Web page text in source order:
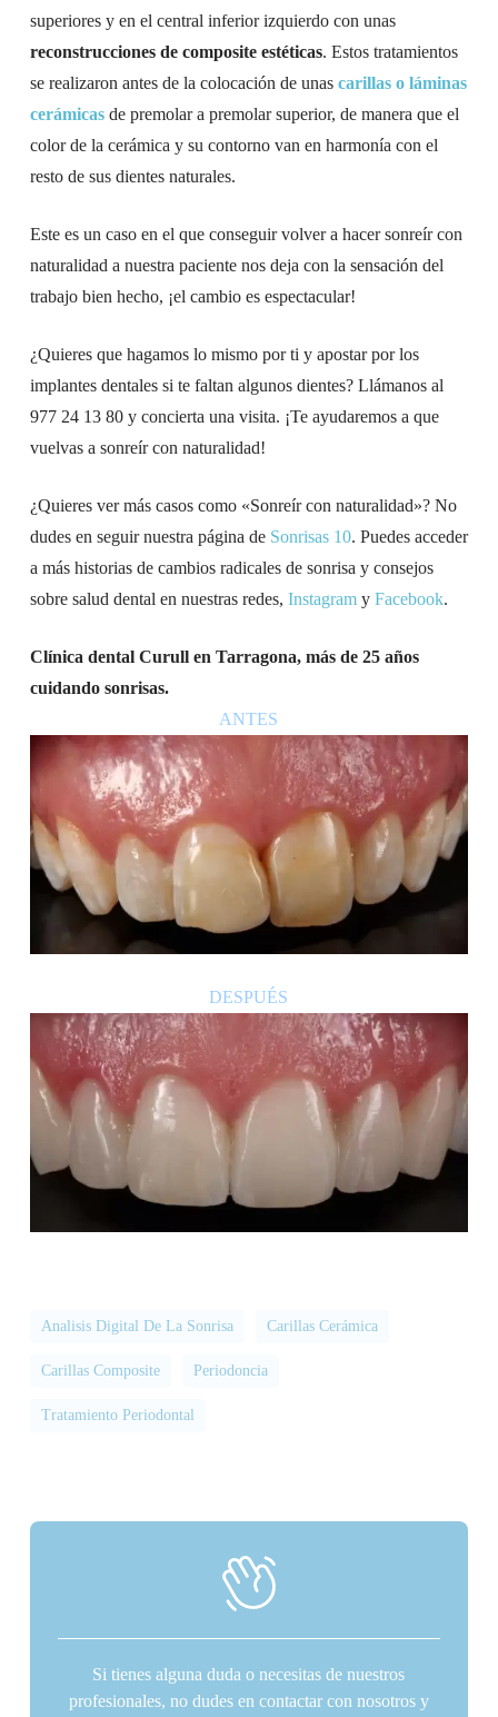
superiores y en el central inferior izquierdo con unas
reconstrucciones de composite estéticas. Estos tratamientos
se realizaron antes de la colocación de unas carillas o láminas
cerámicasde premolar a premolar superior, de manera que el
color de la cerámica y su contorno van en harmonía con el
resto de sus dientes naturales.
Este es un caso en el que conseguir volver a hacer sonreír con
naturalidad a nuestra paciente nos deja con la sensación del
trabajo bien hecho, ¡el cambio es espectacular!
¿Quieres que hagamos lo mismo por ti y apostar por los
implantes dentales si te faltan algunos dientes? Llámanos al
977 24 13 80 y concierta una visita. ¡Te ayudaremos a que
vuelvas a sonreír con naturalidad!
¿Quieres ver más casos como «Sonreír con naturalidad»? No
dudes en seguir nuestra página de Sonrisas 10. Puedes acceder
a más historias de cambios radicales de sonrisa y consejos
sobre salud dental en nuestras redes, Instagramy Facebook.
Clínica dental Curull en Tarragona, más de 25 años
cuidando sonrisas.
ANTES
DESPUÉS
Analisis Digital De La Sonrisa Carillas Cerámica
Carillas Composite Periodoncia
Tratamiento Periodontal
Si tienes alguna duda o necesitas de nuestros
profesionales, no dudes en contactar con nosotros y